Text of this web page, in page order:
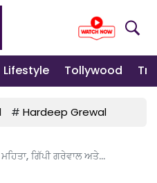
Lifestyle Tollywood
# Hardeep Grewal
ਗਿੱਪੀ ਗਰੇਵਾਲ ਅਤੇ...